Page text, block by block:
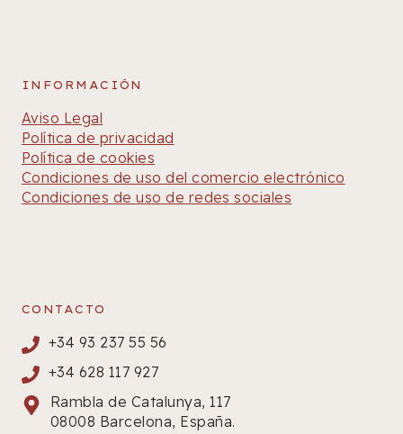
INFORMACIÓN
Aviso Legal
Política de privacidad
Política de cookies
Condiciones de uso del comercio electrónico
Condiciones de uso de redes sociales
CONTACTO
+34 93 237 55 56
+34 628 117 927
Rambla de Catalunya, 117
08008 Barcelona, España.